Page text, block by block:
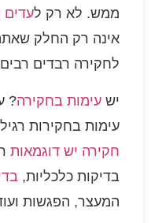
ממש. לא רק לעדים
אינה רק החלק
לחקירה רבדים
יש עימות בחקירה?
עימות בחקירות
חקירה יש דוגמאות
בדיקות כלכליות,
המעצר, הפגשות